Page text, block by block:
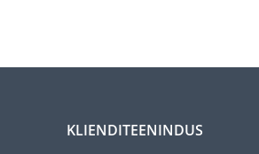
KLIENDITEENINDUS